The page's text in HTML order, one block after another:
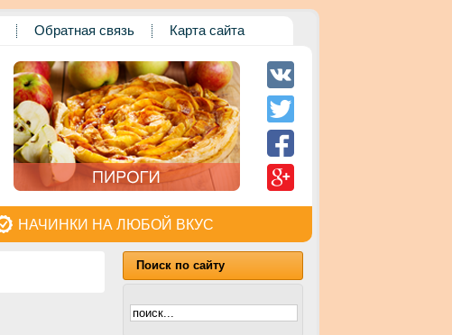
Обратная связь Карта сайта
НАЧИНКИ НА ЛЮБОЙ ВКУС
Поиск по сайту